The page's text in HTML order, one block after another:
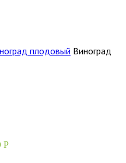
плодовый Виноград
Р